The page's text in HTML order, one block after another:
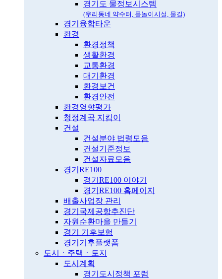
경기도 물정보시스템
(우리동네 약수터, 물놀이시설, 물길)
경기융합타운
환경
환경정책
생활환경
교통환경
대기환경
환경보건
환경안전
환경영향평가
청정계곡 지킴이
건설
건설분야 법령모음
건설기준정보
건설자료모음
경기RE100
경기RE100 이야기
경기RE100 홈페이지
배출사업장 관리
경기국제공항추진단
자원순환마을 만들기
경기 기후보험
경기기후플랫폼
도시ㆍ주택ㆍ토지
도시계획
경기도시정책 포럼